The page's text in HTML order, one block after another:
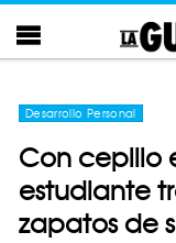
Desarrollo Personal
Con cepillo
estudiante
zapatos de